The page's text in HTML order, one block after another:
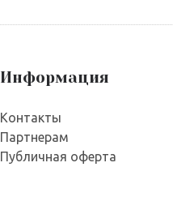
Информация
Контакты
Партнерам
Публичная оферта